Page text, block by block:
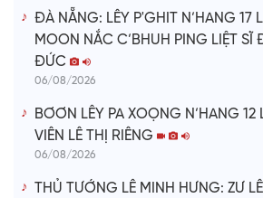
ĐÀ NẴNG: LÊY P'GHIT N’HANG 17
MOON NẮC C’BHUH PING LIỆT SĨ
ĐỨC
06/08/2026
BƠƠN LÊY PA XOỌNG N’HANG
VIÊN LÊ THỊ RIÊNG
06/08/2026
THỦ TƯỚNG LÊ MINH HƯNG: ZƯ